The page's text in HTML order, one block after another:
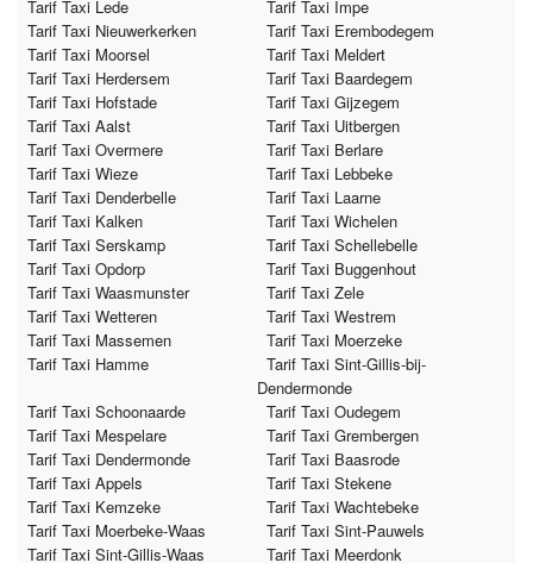
Tarif Taxi Lede
Tarif Taxi Impe
Tarif Taxi Nieuwerkerken
Tarif Taxi Erembodegem
Tarif Taxi Moorsel
Tarif Taxi Meldert
Tarif Taxi Herdersem
Tarif Taxi Baardegem
Tarif Taxi Hofstade
Tarif Taxi Gijzegem
Tarif Taxi Aalst
Tarif Taxi Uitbergen
Tarif Taxi Overmere
Tarif Taxi Berlare
Tarif Taxi Wieze
Tarif Taxi Lebbeke
Tarif Taxi Denderbelle
Tarif Taxi Laarne
Tarif Taxi Kalken
Tarif Taxi Wichelen
Tarif Taxi Serskamp
Tarif Taxi Schellebelle
Tarif Taxi Opdorp
Tarif Taxi Buggenhout
Tarif Taxi Waasmunster
Tarif Taxi Zele
Tarif Taxi Wetteren
Tarif Taxi Westrem
Tarif Taxi Massemen
Tarif Taxi Moerzeke
Tarif Taxi Hamme
Tarif Taxi Sint-Gillis-bij-
Dendermonde
Tarif Taxi Schoonaarde
Tarif Taxi Oudegem
Tarif Taxi Mespelare
Tarif Taxi Grembergen
Tarif Taxi Dendermonde
Tarif Taxi Baasrode
Tarif Taxi Appels
Tarif Taxi Stekene
Tarif Taxi Kemzeke
Tarif Taxi Wachtebeke
Tarif Taxi Moerbeke-Waas
Tarif Taxi Sint-Pauwels
Tarif Taxi Sint-Gillis-Waas
Tarif Taxi Meerdonk